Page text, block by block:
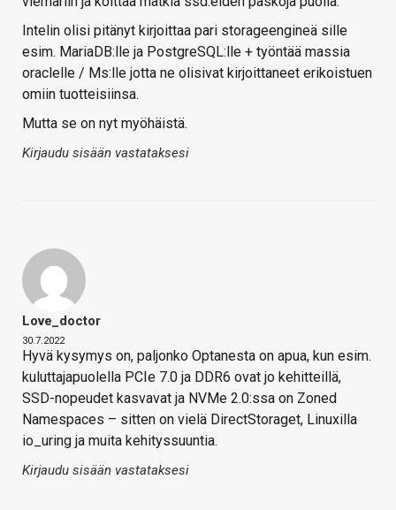
Intelin olisi pitänyt kirjoittaa pari storageengineä sille
esim. MariaDB:lle ja PostgreSQL:lle + työntää massia
oraclelle / Ms:lle jotta ne olisivat kirjoittaneet erikoistuen
omiin tuotteisiinsa.
Mutta se on nyt myöhäistä.
Kirjaudu sisään vastataksesi
Love_doctor
30.7.2022
Hyvä kysymys on, paljonko Optanesta on apua, kun esim.
kuluttajapuolella PCIe 7.0 ja DDR6 ovat jo kehitteillä,
SSD-nopeudet kasvavat ja NVMe 2.0:ssa on Zoned
Namespaces – sitten on vielä DirectStoraget, Linuxilla
io_uring ja muita kehityssuuntia.
Kirjaudu sisään vastataksesi